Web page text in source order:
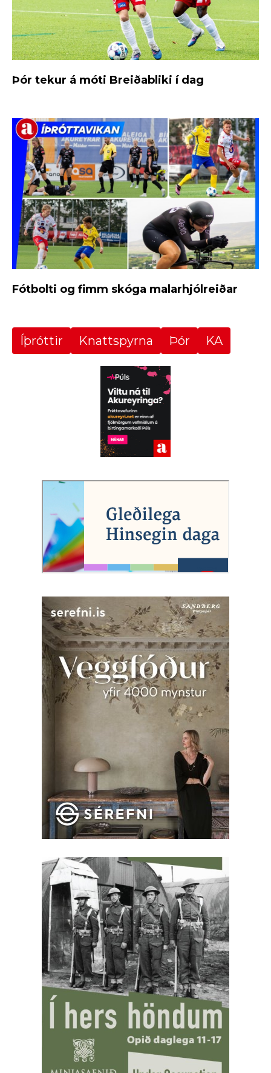
Þór tekur á móti Breiðabliki í dag
Fótbolti og fimm skóga malarhjólreiðar
Íþróttir Knattspyrna Þór KA